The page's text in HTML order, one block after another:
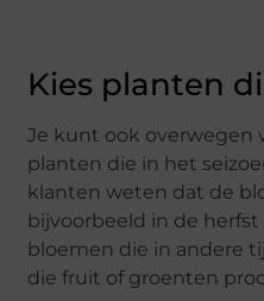
Kies planten
Je kunt ook overwegen
planten die in het
klanten weten dat de
bijvoorbeeld in de
bloemen die in andere
die fruit of groenten